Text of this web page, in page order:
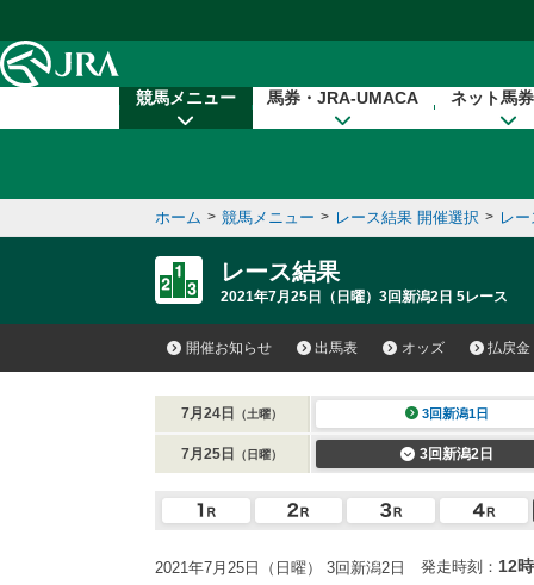
競馬メニュー 馬券・JRA-UMACA ネット馬
ホーム > 競馬メニュー > レース結果 開催選択 > レ
レース結果
2021年7月25日（日曜）3回新潟2日 5レース
開催お知らせ 出馬表 オッズ 払戻金
7月24日 （土曜） 3回新潟1日
7月25日 （日曜） 3回新潟2日
2021年7月25日（日曜） 3回新潟2日 発走時刻： 12